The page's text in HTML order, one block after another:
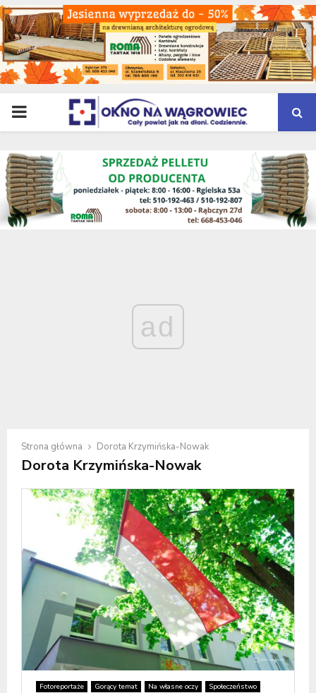
PRIMARY
MENU
ad
Strona główna Dorota Krzymińska-Nowak
Dorota Krzymińska-Nowak
Fotoreportaże Gorący temat Na własne oczy
Społeczeństwo